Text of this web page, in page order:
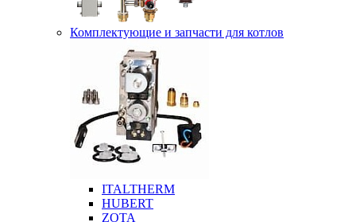
Комплектующие и запчасти для котлов
ITALTHERM
HUBERT
ZOTA